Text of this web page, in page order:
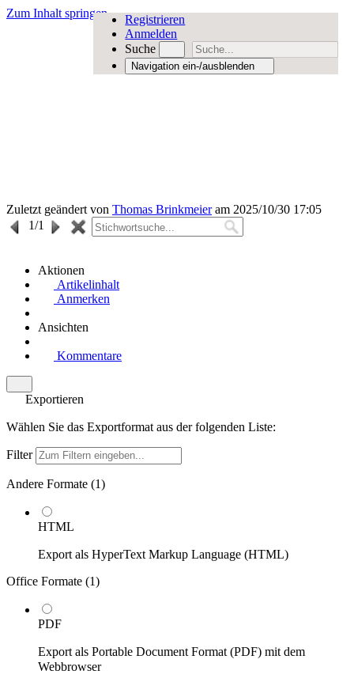
Zum Inhalt springen
Registrieren
Anmelden
Suche
Navigation ein-/ausblenden
Zuletzt geändert von Thomas Brinkmeieram 2025/10/30 17:05
1/1
Aktionen
Artikelinhalt
Anmerken
Ansichten
Kommentare
Exportieren
Wählen Sie das Exportformat aus der folgenden Liste:
Filter
Andere Formate (1)
HTML
Export als HyperText Markup Language (HTML)
Office Formate (1)
PDF
Export als Portable Document Format (PDF) mit dem
Webbrowser